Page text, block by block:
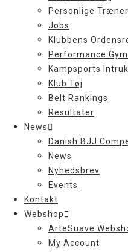
Personlige
Jobs
Klubbens
Performance
Kampsports
Klub Tøj
Belt Rankings
Resultater
News
Danish BJJ
News
Nyhedsbrev
Events
Kontakt
Webshop
ArteSuave
My Account